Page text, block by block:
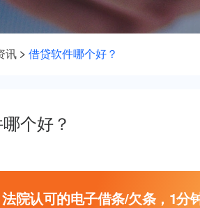
讯 借贷软件哪个好？
个好？
法院认可的电子借条/欠条，1分